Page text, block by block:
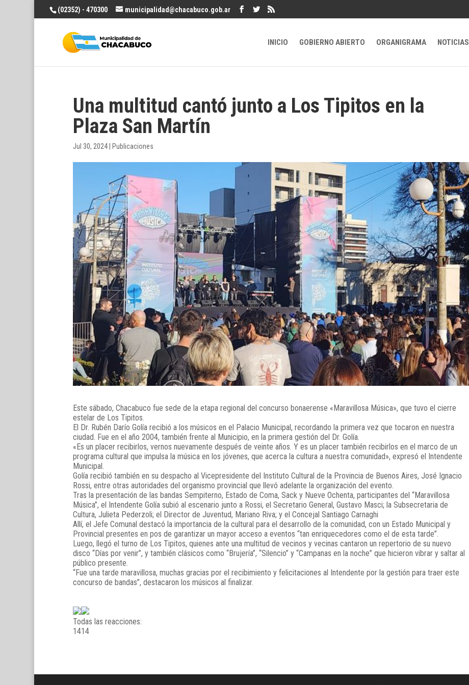
(02352) - 470300 municipalidad@chacabuco.gob.ar
INICIO GOBIERNO ABIERTO ORGANIGRAMA NOTICIAS
Una multitud cantó junto a Los Tipitos en la
Plaza San Martín
Jul 30, 2024| Publicaciones
Este sábado, Chacabuco fue sede de la etapa regional del concurso bonaerense «Maravillosa Música», que tuvo el cierre
estelar de Los Tipitos.
El Dr. Rubén Darío Golía recibió a los músicos en el Palacio Municipal, recordando la primera vez que tocaron en nuestra
ciudad. Fue en el año 2004, también frente al Municipio, en la primera gestión del Dr. Golía.
«Es un placer recibirlos, vernos nuevamente después de veinte años. Y es un placer también recibirlos en el marco de un
programa cultural que impulsa la música en los jóvenes, que acerca la cultura a nuestra comunidad», expresó el Intendente
Municipal.
Golía recibió también en su despacho al Vicepresidente del Instituto Cultural de la Provincia de Buenos Aires, José Ignacio
Rossi, entre otras autoridades del organismo provincial que llevó adelante la organización del evento.
Tras la presentación de las bandas Sempiterno, Estado de Coma, Sack y Nueve Ochenta, participantes del “Maravillosa
Música”, el Intendente Golía subió al escenario junto a Rossi, el Secretario General, Gustavo Masci; la Subsecretaria de
Cultura, Julieta Pederzoli; el Director de Juventud, Mariano Riva; y el Concejal Santiago Carnaghi
Allí, el Jefe Comunal destacó la importancia de la cultural para el desarrollo de la comunidad, con un Estado Municipal y
Provincial presentes en pos de garantizar un mayor acceso a eventos “tan enriquecedores como el de esta tarde”.
Luego, llegó el turno de Los Tipitos, quienes ante una multitud de vecinos y vecinas cantaron un repertorio de su nuevo
disco “Días por venir”, y también clásicos como “Brujería”, “Silencio” y “Campanas en la noche” que hicieron vibrar y saltar al
público presente.
“Fue una tarde maravillosa, muchas gracias por el recibimiento y felicitaciones al Intendente por la gestión para traer este
concurso de bandas”, destacaron los músicos al finalizar.
Todas las reacciones:
1414